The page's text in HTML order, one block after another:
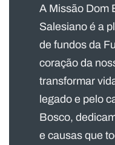
A Missão Dom
Salesiano é a
de fundos da
coração da
transformar
legado e pelo
Bosco,
e causas que